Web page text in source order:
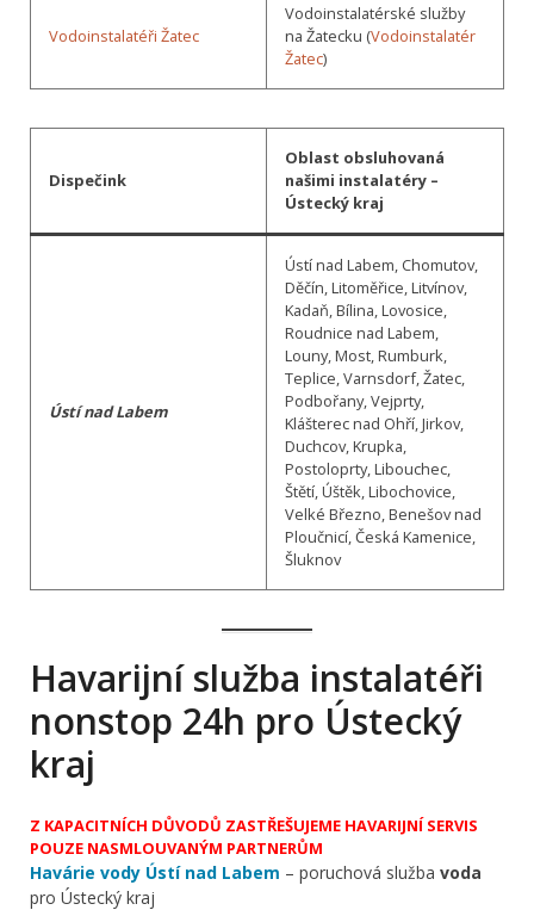
Vodoinstalatéři Žatec
Vodoinstalatérské služby
na Žatecku (Vodoinstalatér
Žatec)
Dispečink
Oblast obsluhovaná
našimi instalatéry –
Ústecký kraj
Ústí nad Labem
Ústí nad Labem, Chomutov,
Děčín, Litoměřice, Litvínov,
Kadaň, Bílina, Lovosice,
Roudnice nad Labem,
Louny, Most, Rumburk,
Teplice, Varnsdorf, Žatec,
Podbořany, Vejprty,
Klášterec nad Ohří, Jirkov,
Duchcov, Krupka,
Postoloprty, Libouchec,
Štětí, Úštěk, Libochovice,
Velké Březno, Benešov nad
Ploučnicí, Česká Kamenice,
Šluknov
Havarijní služba instalatéři
nonstop 24h pro Ústecký
kraj
Z KAPACITNÍCH DŮVODŮ ZASTŘEŠUJEME HAVARIJNÍ SERVIS
POUZE NASMLOUVANÝM PARTNERŮM
Havárie vody Ústí nad Labem – poruchová služba voda
pro Ústecký kraj